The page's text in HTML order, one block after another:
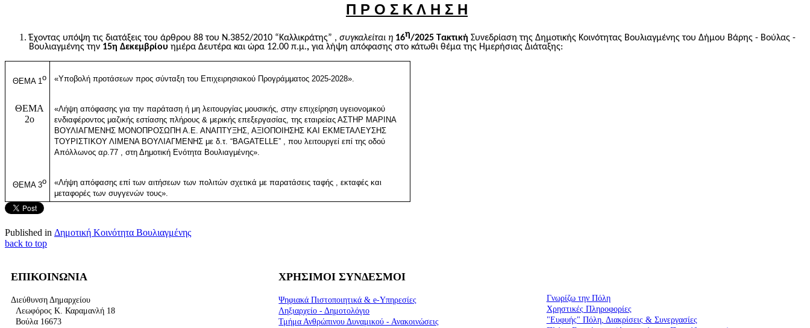
Π Ρ Ο Σ Κ Λ Η Σ Η
Έχοντας υπόψη τις διατάξειςτου άρθρου 88 του Ν.3852/2010 “Καλλικράτης” , συγκαλείται η 16η/2025 Τακτική Συνεδρίαση της Δημοτικής Κοινότητας Βουλιαγμένης του Δήμου Βάρης - Βούλας -
Βουλιαγμένης την 15η Δεκεμβρίου ημέρα Δευτέρα και ώρα 12.00 π.μ., για λήψη απόφασης στο κάτωθι θέμα της Ημερήσιας Διάταξης:
ΘΕΜΑ 1ο «Υποβολή προτάσεων προς σύνταξη του Επιχειρησιακού Προγράμματος 2025-2028».
ΘΕΜΑ
2ο
«Λήψη απόφασης για την παράταση ή μη λειτουργίας μουσικής, στην επιχείρηση υγειονομικού
ενδιαφέροντος μαζικής εστίασης πλήρους & μερικής επεξεργασίας, της εταιρείας ΑΣΤΗΡ ΜΑΡΙΝΑ
ΒΟΥΛΙΑΓΜΕΝΗΣ ΜΟΝΟΠΡΟΣΩΠΗ Α.Ε. ΑΝΑΠΤΥΞΗΣ, ΑΞΙΟΠΟΙΗΣΗΣ ΚΑΙ ΕΚΜΕΤΑΛΕΥΣΗΣ
ΤΟΥΡΙΣΤΙΚΟΥ ΛΙΜΕΝΑ ΒΟΥΛΙΑΓΜΕΝΗΣ με δ.τ. “BAGATELLE” ,που λειτουργεί επί της οδού
Απόλλωνος αρ.77 , στη Δημοτική Ενότητα Βουλιαγμένης».
ΘΕΜΑ 3ο
«Λήψη απόφασης επί των αιτήσεων των πολιτών σχετικά με παρατάσεις ταφής , εκταφές και
μεταφορές των συγγενών τους».
Published in Δημοτική Κοινότητα Βουλιαγμένης
back to top
ΕΠΙΚΟΙΝΩΝΙΑ
Διεύθυνση Δημαρχείου
Λεωφόρος Κ. Καραμανλή 18
Βούλα 16673
ΧΡΗΣΙΜΟΙ ΣΥΝΔΕΣΜΟΙ
Ψηφιακά Πιστοποιητικά & e-Υπηρεσίες
Ληξιαρχείο - Δημοτολόγιο
Τμήμα Ανθρώπινου Δυναμικού - Ανακοινώσεις
Γνωρίζω την Πόλη
Χρηστικές Πληροφορίες
"Ευφυής" Πόλη, Διακρίσεις & Συνεργασίες